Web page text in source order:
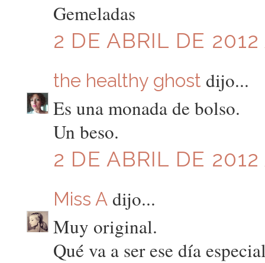
Gemeladas
2 DE ABRIL DE 2012
the healthy ghost dijo...
Es una monada de bolso.
Un beso.
2 DE ABRIL DE
Miss Adijo...
Muy original.
Qué va a ser ese día